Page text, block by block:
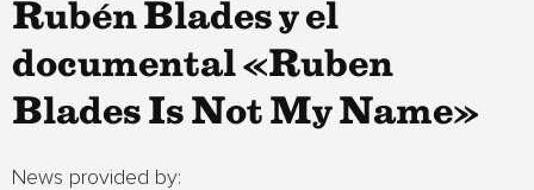
Rubén Blades y el
documental «Ruben
Blades Is Not My Name»
News provided by: